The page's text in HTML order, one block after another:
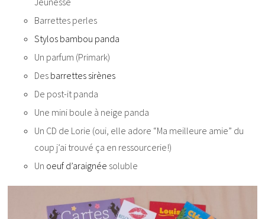
Barrettes perles
Stylos bambou panda
Un parfum (Primark)
Des barrettes sirènes
De post-it panda
Une mini boule à neige panda
Un CD de Lorie (oui, elle adore “Ma meilleure amie” du
coup j’ai trouvé ça en ressourcerie!)
Un oeuf d’araignée soluble